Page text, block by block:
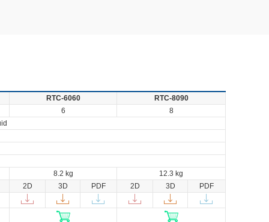
RTC-6060
RTC-8090
6
8
8.2 kg
12.3 kg
2D
3D PDF 2D 3D PDF